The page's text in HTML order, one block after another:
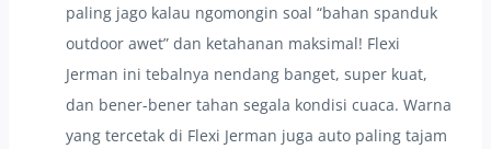
paling jago kalau ngomongin soal “bahan spanduk
outdoor awet” dan ketahanan maksimal! Flexi
Jerman ini tebalnya nendang banget, super kuat,
dan bener-bener tahan segala kondisi cuaca. Warna
yang tercetak di Flexi Jerman juga auto paling tajam